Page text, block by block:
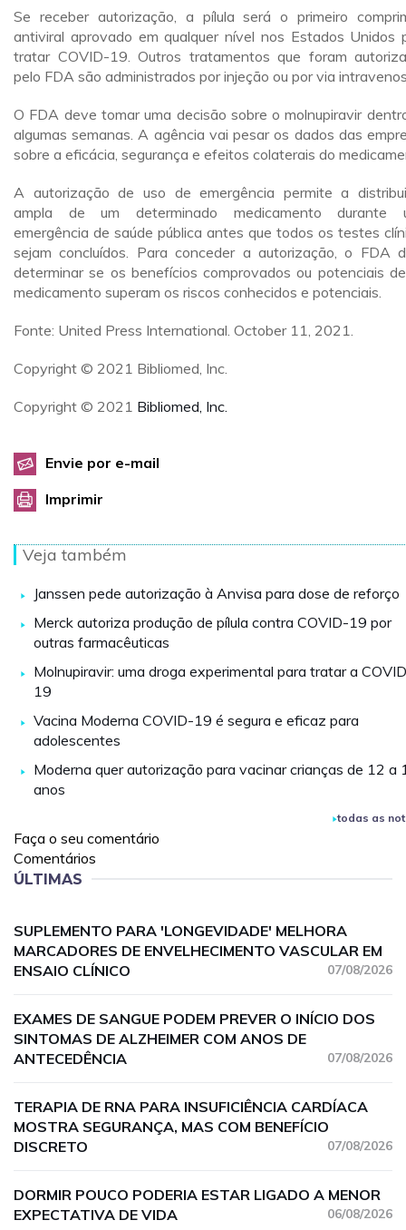
Se receber autorização, a pílula será o primeiro
antiviral aprovado em qualquer nível nos Estados Unidos
tratar COVID-19. Outros tratamentos que foram
pelo FDA são administrados por injeção ou por via
O FDA deve tomar uma decisão sobre o molnupiravir
algumas semanas. A agência vai pesar os dados das
sobre a eficácia, segurança e efeitos colaterais do
A autorização de uso de emergência permite a
ampla de um determinado medicamento durante
emergência de saúde pública antes que todos os testes
sejam concluídos. Para conceder a autorização, o FDA
determinar se os benefícios comprovados ou potenciais
medicamento superam os riscos conhecidos e potenciais.
Fonte: United Press International. October 11, 2021.
Copyright © 2021 Bibliomed, Inc.
Copyright © 2021 Bibliomed, Inc.
Envie por e-mail
Imprimir
Veja também
Janssen pede autorização à Anvisa para dose de reforço
Merck autoriza produção de pílula contra COVID-19 por
outras farmacêuticas
Molnupiravir: uma droga experimental para tratar a
19
Vacina Moderna COVID-19 é segura e eficaz para
adolescentes
Moderna quer autorização para vacinar crianças de 12 a
anos
todas as
Faça o seu comentário
Comentários
ÚLTIMAS
SUPLEMENTO PARA 'LONGEVIDADE' MELHORA
MARCADORES DE ENVELHECIMENTO VASCULAR EM
ENSAIO CLÍNICO
07/08/2026
EXAMES DE SANGUE PODEM PREVER O INÍCIO DOS
SINTOMAS DE ALZHEIMER COM ANOS DE
ANTECEDÊNCIA
07/08/2026
TERAPIA DE RNA PARA INSUFICIÊNCIA CARDÍACA
MOSTRA SEGURANÇA, MAS COM BENEFÍCIO
DISCRETO
07/08/2026
DORMIR POUCO PODERIA ESTAR LIGADO A MENOR
EXPECTATIVA DE VIDA
06/08/2026